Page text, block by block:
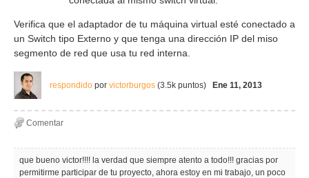
Verifica que el adaptador de tu máquina virtual esté conectado a
un Switch tipo Externo y que tenga una dirección IP del miso
segmento de red que usa tu red interna.
respondido por victorburgos (3.5k puntos) Ene 11, 2013
que bueno victor!!!! la verdad que siempre atento a todo!!! gracias por
permitirme participar de tu proyecto, ahora estoy en mi trabajo, un poco